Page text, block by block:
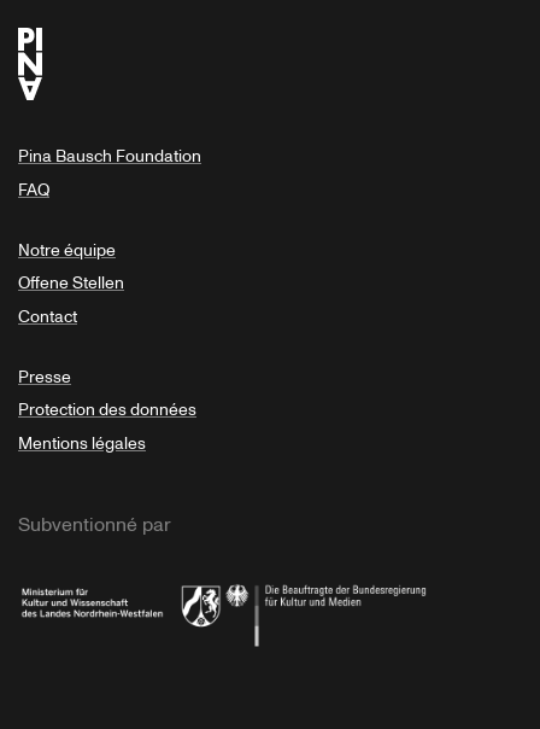
Pina Bausch Foundation
FAQ
Notre équipe
Offene Stellen
Contact
Presse
Protection des données
Mentions légales
Subventionné par